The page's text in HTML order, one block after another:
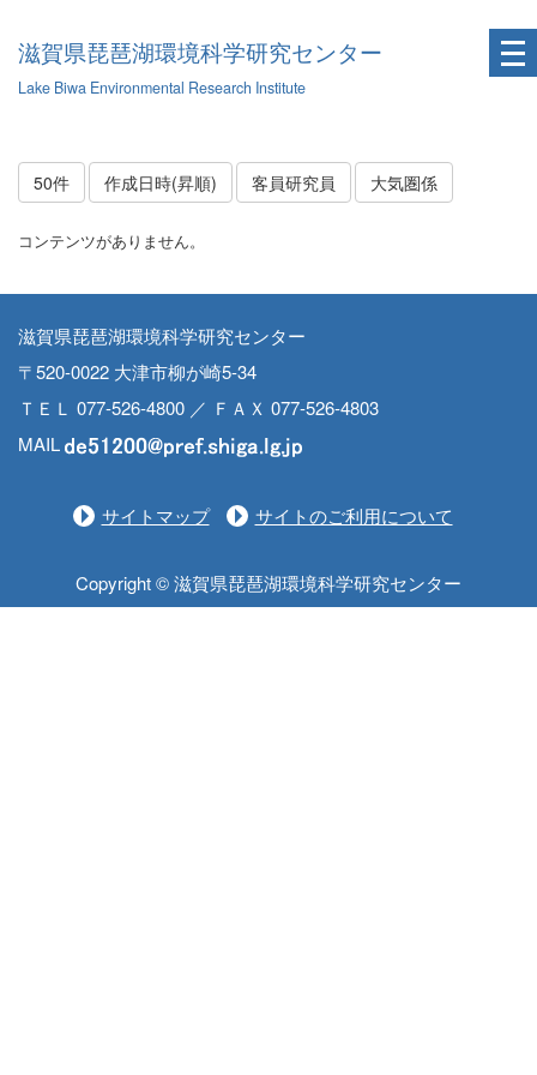
滋賀県琵琶湖環境科学研究センター
Lake Biwa Environmental Research Institute
50件 作成日時(昇順) 客員研究員 大気圏係
コンテンツがありません。
滋賀県琵琶湖環境科学研究センター
〒520-0022 大津市柳が崎5-34
ＴＥＬ 077-526-4800 ／ ＦＡＸ 077-526-4803
MAIL
サイトマップ サイトのご利用について
Copyright © 滋賀県琵琶湖環境科学研究センター